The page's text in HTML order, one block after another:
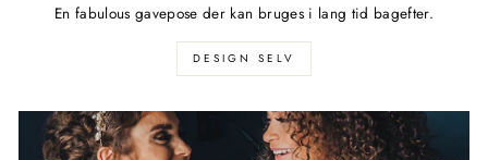
En fabulous gavepose der kan bruges i lang tid bagefter.
DESIGN SELV